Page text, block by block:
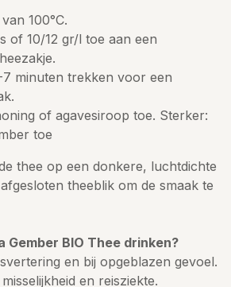
100°C.
of 10/12 gr/l toe aan een
7 minuten trekken voor een
of agavesiroop toe. Sterker:
toe
thee op een donkere, luchtdichte
theeblik om de smaak te
Gember BIO Thee drinken?
en bij opgeblazen gevoel.
en reisziekte.